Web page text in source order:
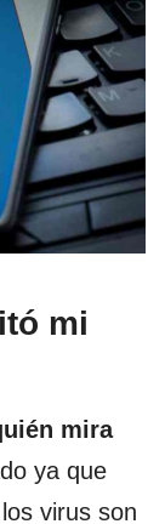
mi
mira
ya que
virus son